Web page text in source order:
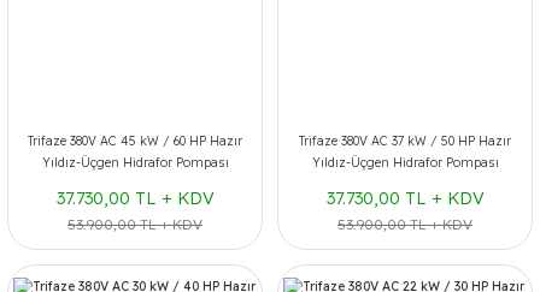
Trifaze 380V AC 45 kW / 60 HP Hazır
Yıldız-Üçgen Hidrafor Pompası
37.730,00 TL + KDV
53.900,00 TL + KDV
Trifaze 380V AC 37 kW / 50 HP Hazır
Yıldız-Üçgen Hidrafor Pompası
37.730,00 TL + KDV
53.900,00 TL + KDV